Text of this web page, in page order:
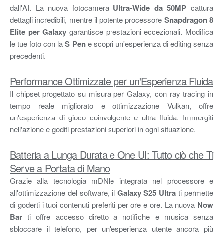
dall'AI. La nuova fotocamera Ultra-Wide da 50MP cattura
dettagli incredibili, mentre il potente processore Snapdragon 8
Elite per Galaxy garantisce prestazioni eccezionali. Modifica
le tue foto con laS Pene scopri un'esperienza di editing senza
precedenti.
Performance Ottimizzate per un'Esperienza Fluida
Il chipset progettato su misura per Galaxy, con ray tracing in
tempo reale migliorato e ottimizzazione Vulkan, offre
un'esperienza di gioco coinvolgente e ultra fluida. Immergiti
nell'azione e goditi prestazioni superiori in ogni situazione.
Batteria a Lunga Durata e One UI: Tutto ciò che Ti
Serve a Portata di Mano
Grazie alla tecnologia mDNle integrata nel processore e
all'ottimizzazione del software, il Galaxy S25 Ultra ti permette
di goderti i tuoi contenuti preferiti per ore e ore. La nuova Now
Bar ti offre accesso diretto a notifiche e musica senza
sbloccare il telefono, per un'esperienza utente ancora più